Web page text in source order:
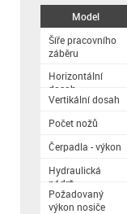
Model
Šíře pracovního
záběru
Horizontální
dosah
Vertikální dosah
Počet nožů
Čerpadla - výkon
Hydraulická
nádrž
Požadovaný
výkon nosiče